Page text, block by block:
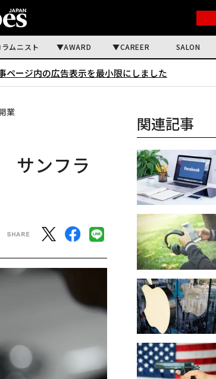
ラムニスト AWARD CAREER SALON
ページ内の広告表示を最小限にしました
業
サンフラ
関連記事